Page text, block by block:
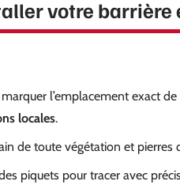
votre barrière
l’emplacement exact
locales.
de toute végétation et pierres
piquets pour tracer avec